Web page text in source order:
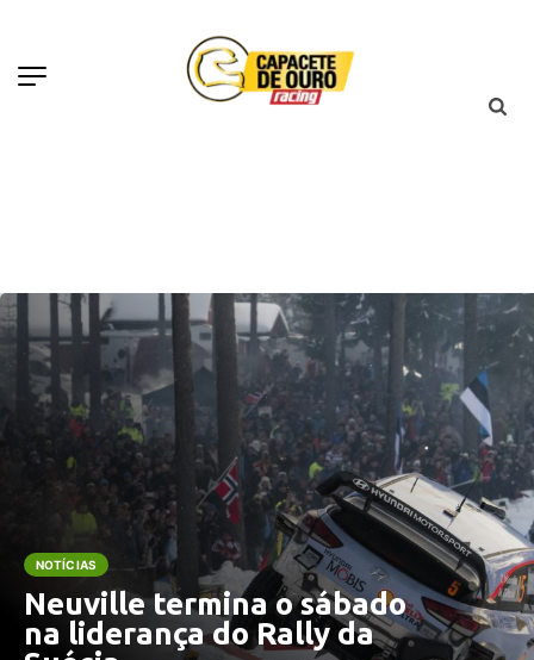
NOTÍCIAS
Neuville termina o sábado
na liderança do Rally da